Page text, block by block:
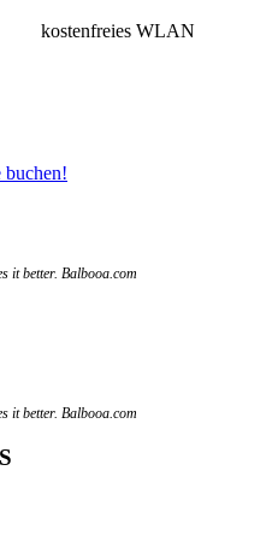
kostenfreies WLAN
buchen!
it better. Balbooa.com
it better. Balbooa.com